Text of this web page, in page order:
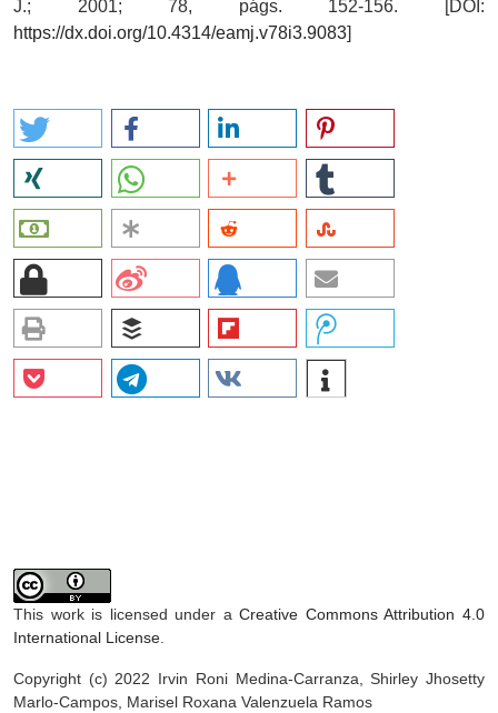
J.; 2001; 78, págs. 152-156. [DOI:
https://dx.doi.org/10.4314/eamj.v78i3.9083]
This work is licensed under aCreative Commons Attribution 4.0
International License.
Copyright (c) 2022 Irvin Roni Medina-Carranza, Shirley Jhosetty
Marlo-Campos, Marisel Roxana Valenzuela Ramos